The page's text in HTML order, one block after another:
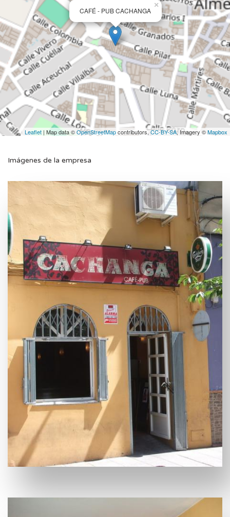
CAFÉ - PUB CACHANGA
×
Leaflet | Map data ©OpenStreetMapcontributors,CC-BY-SA, Imagery ©Mapbox
Imágenes de la empresa